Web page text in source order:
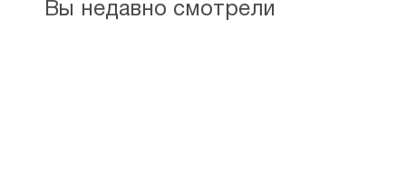
по Пятидесятнице
Сергей Комаров
Вы недавно смотрели